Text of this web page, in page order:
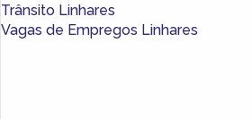
Trânsito Linhares
Vagas de Empregos Linhares